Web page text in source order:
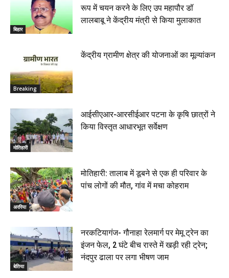
बिहार
रूप में चयन करने के लिए उप महापौर डॉ
लालबाबू ने केंद्रीय मंत्री से किया मुलाकात
Breaking
केंद्रीय ग्रामीण क्षेत्र की योजनाओं का मूल्यांकन
मोतिहारी
आईसीएआर-आरसीईआर पटना के कृषि छात्रों ने
किया विस्तृत आधारभूत सर्वेक्षण
अररिया
मोतिहारी: तालाब में डूबने से एक ही परिवार के
पांच लोगों की मौत, गांव में मचा कोहराम
बेतिया
नरकटियागंज- गौनाहा रेलमार्ग पर मेमू ट्रेन का
इंजन फेल, 2 घंटे बीच रास्ते में खड़ी रही ट्रेन;
नंदपुर ढाला पर लगा भीषण जाम